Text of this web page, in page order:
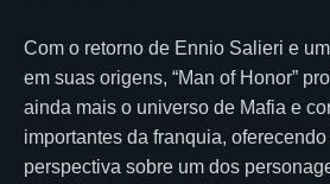
Com o retorno de Ennio Salieri e
em suas origens, “Man of Honor”
ainda mais o universo de Mafia e
importantes da franquia,
perspectiva sobre um dos